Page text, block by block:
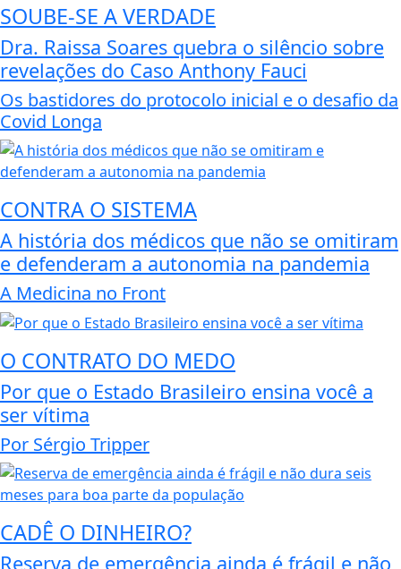
SOUBE-SE A VERDADE
Dra. Raissa Soares quebra o silêncio sobre
revelações do Caso Anthony Fauci
Os bastidores do protocolo inicial e o desafio da
Covid Longa
CONTRA O SISTEMA
A história dos médicos que não se omitiram
e defenderam a autonomia na pandemia
A Medicina no Front
O CONTRATO DO MEDO
Por que o Estado Brasileiro ensina você a
ser vítima
Por Sérgio Tripper
CADÊ O DINHEIRO?
Reserva de emergência ainda é frágil e não